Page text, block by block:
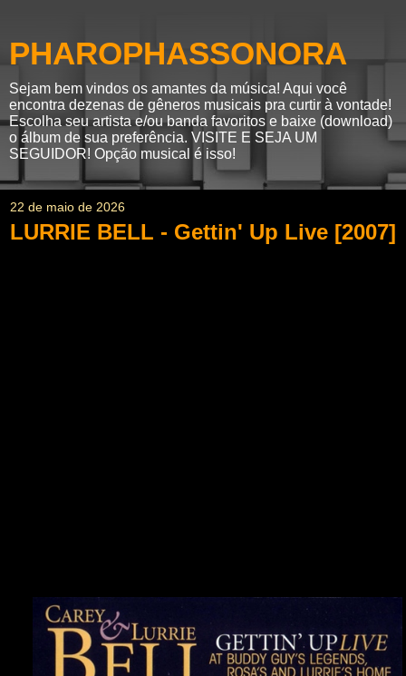
PHAROPHASSONORA
Sejam bem vindos os amantes da música! Aqui você
encontra dezenas de gêneros musicais pra curtir à vontade!
Escolha seu artista e/ou banda favoritos e baixe (download)
o álbum de sua preferência. VISITE E SEJA UM
SEGUIDOR! Opção musical é isso!
22 de maio de 2026
LURRIE BELL - Gettin' Up Live [2007]